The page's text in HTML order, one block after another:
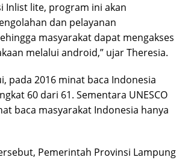
Inlist lite, program ini akan
dan pelayanan
masyarakat dapat mengakses
melalui android,” ujar Theresia.
pada 2016 minat baca Indonesia
60 dari 61. Sementara UNESCO
baca masyarakat Indonesia hanya
Pemerintah Provinsi Lampung